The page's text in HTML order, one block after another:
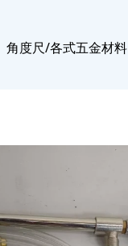
角度尺/各式五金材料